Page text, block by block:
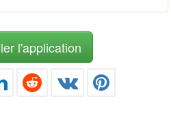
l'application